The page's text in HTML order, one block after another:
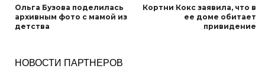
Ольга Бузова поделилась
архивным фото с мамой из
детства
Кортни Кокс заявила, что в
ее доме обитает
привидение
НОВОСТИ ПАРТНЕРОВ